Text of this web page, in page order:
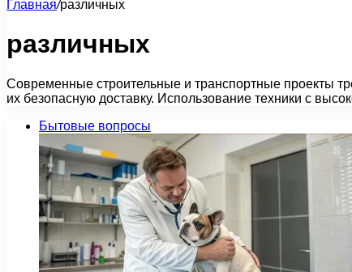
Главная/различных
различных
Современные строительные и транспортные проекты
их безопасную доставку. Использование техники с
Бытовые вопросы